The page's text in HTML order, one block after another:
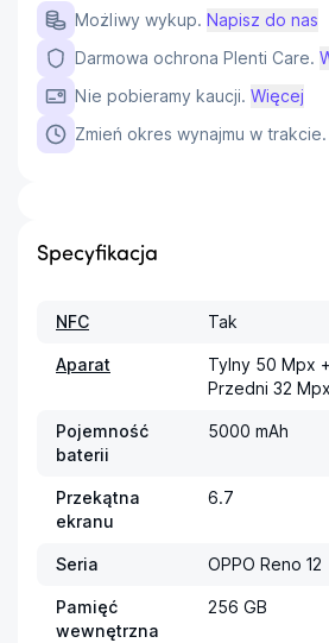
Możliwy wykup. Napisz do nas
Darmowa ochrona Plenti Care.
Nie pobieramy kaucji. Więcej
Zmień okres wynajmu w trakcie.
Specyfikacja
NFC Tak
Aparat
Tylny 50 Mpx
Przedni 32 Mpx
Pojemność
baterii
5000 mAh
Przekątna
ekranu
6.7
Seria OPPO Reno 12
Pamięć
wewnętrzna
256 GB